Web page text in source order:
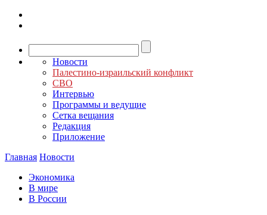
Новости
Палестино-израильский конфликт
СВО
Интервью
Программы и ведущие
Сетка вещания
Редакция
Приложение
Главная Новости
Экономика
В мире
В России